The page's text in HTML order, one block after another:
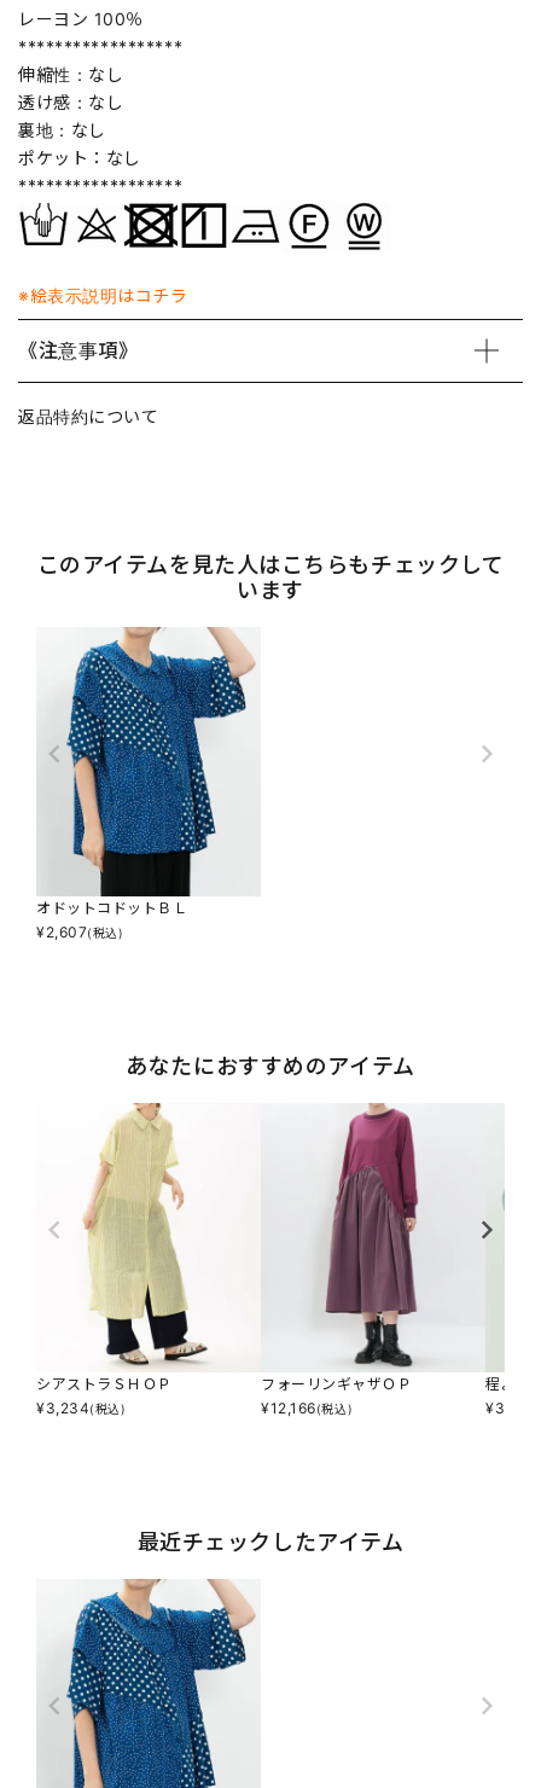
レーヨン 100％
******************
伸縮性：なし
透け感：なし
裏地：なし
ポケット：なし
******************
※絵表示説明はコチラ
《注意事項》
返品特約について
このアイテムを見た人はこちらもチェックして
います
オドットコドットＢＬ
¥2,607(税込)
あなたにおすすめのアイテム
シアストラＳＨＯＰ
¥3,234(税込)
フォーリンギャザＯＰ
¥12,166(税込)
程よく
¥3,795
最近チェックしたアイテム